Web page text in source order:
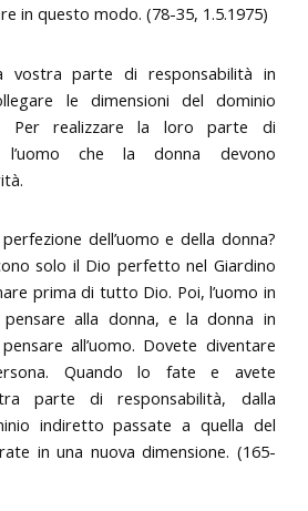
in questo modo. (78-35, 1.5.1975)
vostra parte di responsabilità in
le dimensioni del dominio
Per realizzare la loro parte di
l’uomo che la donna devono
dell’uomo e della donna?
solo il Dio perfetto nel Giardino
prima di tutto Dio. Poi, l’uomo in
alla donna, e la donna in
all’uomo. Dovete diventare
Quando lo fate e avete
parte di responsabilità, dalla
indiretto passate a quella del
in una nuova dimensione. (165-